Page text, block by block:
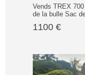
Vends TREX
de la bulle Sac
1100 €